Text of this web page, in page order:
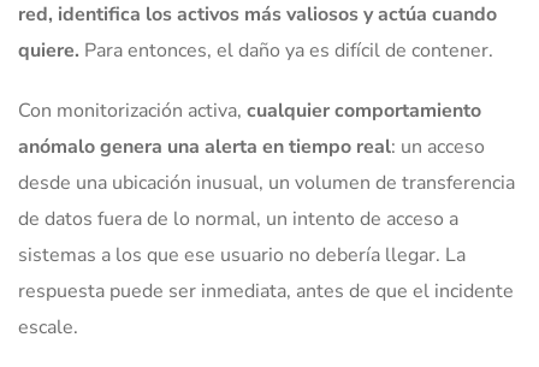
red, identifica los activos más valiosos y actúa cuando
quiere. Para entonces, el daño ya es difícil de contener.
Con monitorización activa, cualquier comportamiento
anómalo genera una alerta en tiempo real: un acceso
desde una ubicación inusual, un volumen de transferencia
de datos fuera de lo normal, un intento de acceso a
sistemas a los que ese usuario no debería llegar. La
respuesta puede ser inmediata, antes de que el incidente
escale.